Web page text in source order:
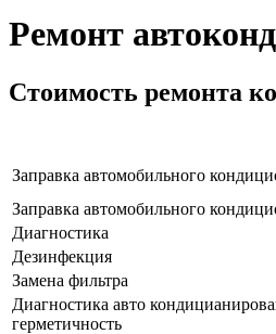
Ремонт
Стоимость ремонта
Заправка автомобильного
Заправка автомобильного
Диагностика
Дезинфекция
Замена фильтра
Диагностика авто
герметичность